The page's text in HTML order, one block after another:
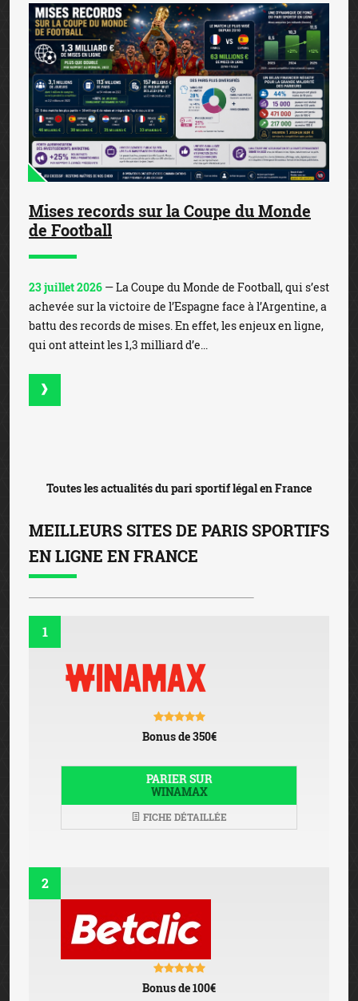
Mises records sur la Coupe du Monde
de Football
23 juillet 2026 — La Coupe du Monde de Football, qui s’est
achevée sur la victoire de l’Espagne face à l’Argentine, a
battu des records de mises. En effet, les enjeux en ligne,
qui ont atteint les 1,3 milliard d’e...
Toutes les actualités du pari sportif légal en France
MEILLEURS SITES DE PARIS SPORTIFS
EN LIGNE EN FRANCE
1
Bonus de 350€
PARIER SUR
WINAMAX
FICHE DÉTAILLÉE
2
Bonus de 100€